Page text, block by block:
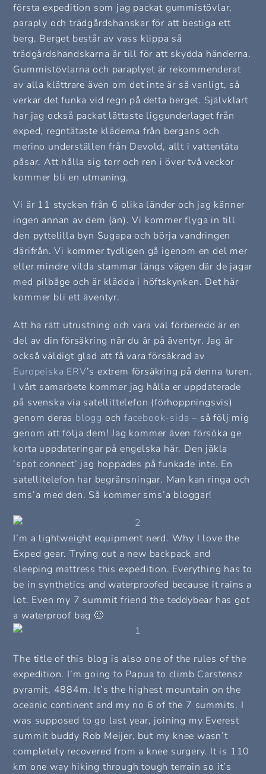
första expedition som jag packat gummistövlar,
paraply och trädgårdshanskar för att bestiga ett
berg. Berget består av vass klippa så
trädgårdshandskarna är till för att skydda händerna.
Gummistövlarna och paraplyet är rekommenderat
av alla klättrare även om det inte är så vanligt, så
verkar det funka vid regn på detta berget. Självklart
har jag också packat lättaste liggunderlaget från
exped, regntätaste kläderna från bergans och
merino underställen från Devold, allt i vattentäta
påsar. Att hålla sig torr och ren i över två veckor
kommer bli en utmaning.
Vi är 11 stycken från 6 olika länder och jag känner
ingen annan av dem (än). Vi kommer flyga in till
den pyttelilla byn Sugapa och börja vandringen
därifrån. Vi kommer tydligen gå igenom en del mer
eller mindre vilda stammar längs vägen där de jagar
med pilbåge och är klädda i höftskynken. Det här
kommer bli ett äventyr.
Att ha rätt utrustning och vara väl förberedd är en
del av din försäkring när du är på äventyr. Jag är
också väldigt glad att få vara försäkrad av
Europeiska ERV’s extrem försäkring på denna turen.
I vårt samarbete kommer jag hålla er uppdaterade
på svenska via satellittelefon (förhoppningsvis)
genom deras blogg ochfacebook-sida– så följ mig
genom att följa dem! Jag kommer även försöka ge
korta uppdateringar på engelska här. Den jäkla
’spot connect’ jag hoppades på funkade inte. En
satellitelefon har begränsningar. Man kan ringa och
sms’a med den. Så kommer sms’a bloggar!
I’m a lightweight equipment nerd. Why I love the
Exped gear. Trying out a new backpack and
sleeping mattress this expedition. Everything has to
be in synthetics and waterproofed because it rains a
lot. Even my 7 summit friend the teddybear has got
a waterproof bag 🙂
The title of this blog is also one of the rules of the
expedition. I’m going to Papua to climb Carstensz
pyramit, 4884m. It’s the highest mountain on the
oceanic continent and my no 6 of the 7 summits. I
was supposed to go last year, joining my Everest
summit buddy Rob Meijer, but my knee wasn’t
completely recovered from a knee surgery. It is 110
km one way hiking through tough terrain so it’s